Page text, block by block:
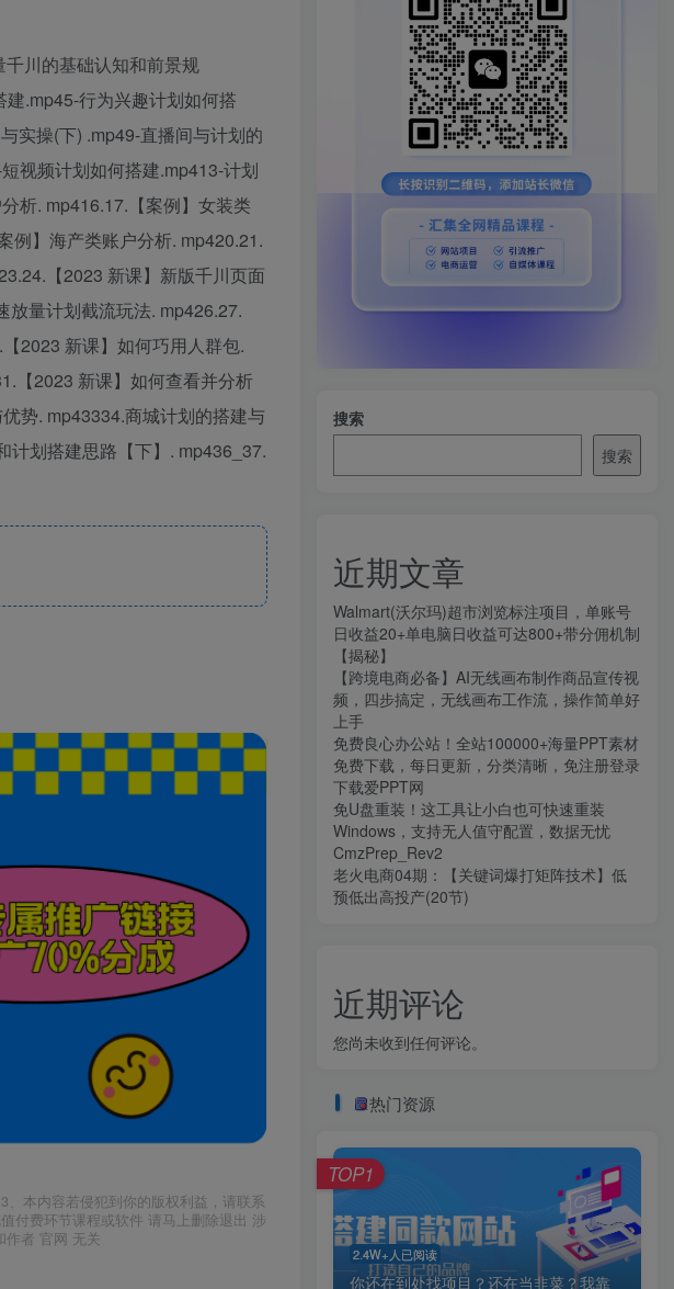
川的基础认知和前景规
.mp45-行为兴趣计划如何搭
实操(下) .mp49-直播间与计划的
视频计划如何搭建.mp413-计划
析. mp416.17.【案例】女装类
例】海产类账户分析. mp420.21.
【2023 新课】新版千川页面
量计划截流玩法. mp426.27.
2023 新课】如何巧用人群包.
【2023 新课】如何查看并分析
势. mp43334.商城计划的搭建与
计划搭建思路【下】. mp436_37.
本内容若侵犯到你的版权利益，请联系
付费环节课程或软件 请马上删除退出 涉
作者 官网 无关
搜索
搜索
近期文章
Walmart(沃尔玛)超市浏览标注项目，单账号
日收益20+单电脑日收益可达800+带分佣机制
【揭秘】
【跨境电商必备】AI无线画布制作商品宣传视
频，四步搞定，无线画布工作流，操作简单好
上手
免费良心办公站！全站100000+海量PPT素材
免费下载，每日更新，分类清晰，免注册登录
下载爱PPT网
免U盘重装！这工具让小白也可快速重装
Windows，支持无人值守配置，数据无忧
CmzPrep_Rev2
老火电商04期：【关键词爆打矩阵技术】低
预低出高投产(20节)
近期评论
您尚未收到任何评论。
热门资源
2.4W+人已阅读
你还在到处找项目？还在当韭菜？我靠
TOP1